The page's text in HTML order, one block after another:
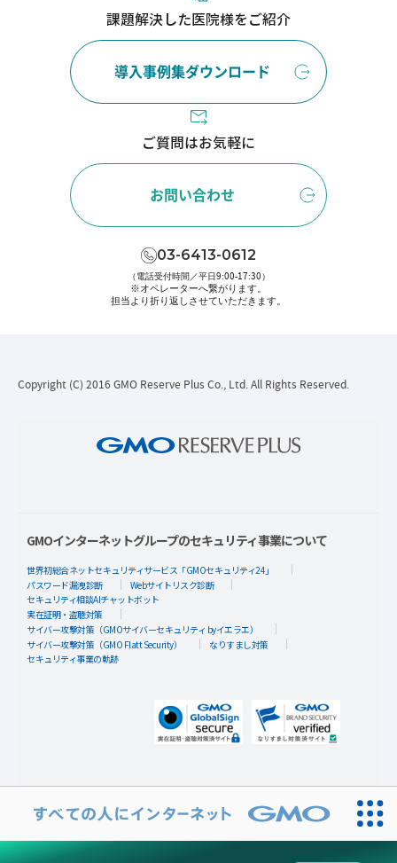
課題解決した医院様をご紹介
導入事例集ダウンロード
ご質問はお気軽に
お問い合わせ
03-6413-0612
（電話受付時間／平日9:00-17:30）
※オペレーターへ繋がります。
担当より折り返しさせていただきます。
Copyright (C) 2016 GMO Reserve Plus Co., Ltd. All Rights Reserved.
GMOインターネットグループのセキュリティ事業について
世界初総合ネットセキュリティサービス「GMOセキュリティ24」
パスワード漏洩診断
Webサイトリスク診断
セキュリティ相談AIチャットボット
実在証明・盗聴対策
サイバー攻撃対策（GMOサイバーセキュリティ byイエラエ）
サイバー攻撃対策（GMO Flatt Security）
なりすまし対策
セキュリティ事業の軌跡